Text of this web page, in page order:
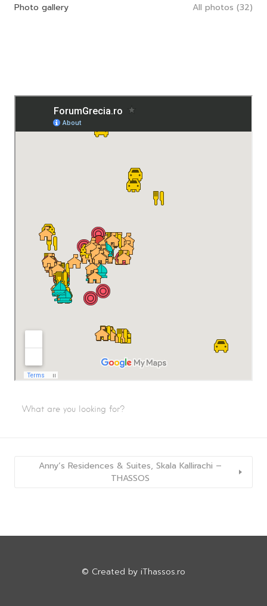
Photo gallery All photos (32)
Anny’s Residences & Suites, Skala Kallirachi –
THASSOS
© Created by iThassos.ro